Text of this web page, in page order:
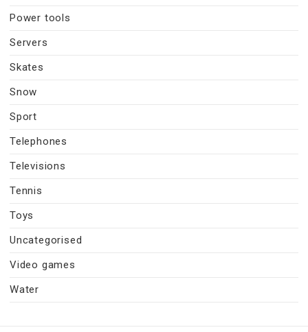
Power tools
Servers
Skates
Snow
Sport
Telephones
Televisions
Tennis
Toys
Uncategorised
Video games
Water